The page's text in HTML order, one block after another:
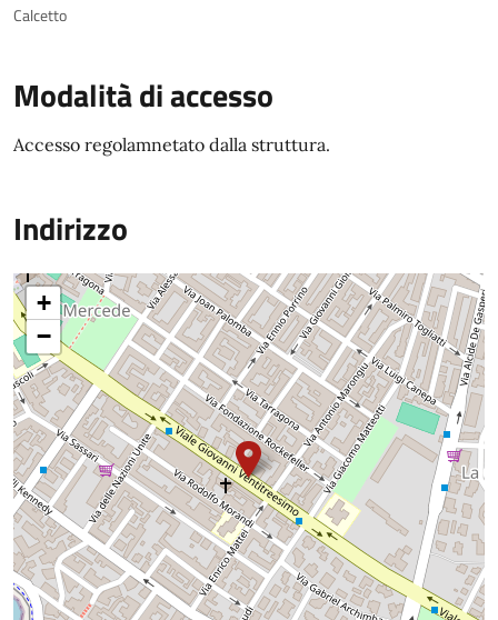
Calcetto
Modalità di accesso
Accesso regolamnetato dalla struttura.
Indirizzo
+
−